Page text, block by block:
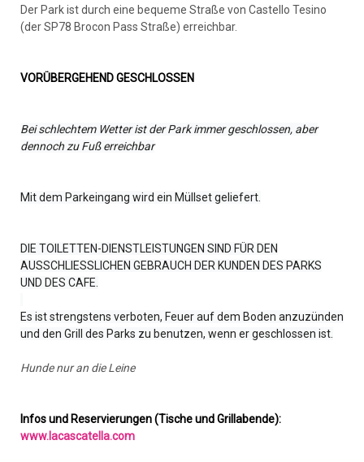
Der Park ist durch eine bequeme Straße von Castello Tesino
(der SP78 Brocon Pass Straße) erreichbar.
VORÜBERGEHEND GESCHLOSSEN
Bei schlechtem Wetter ist der Park immer geschlossen, aber
dennoch zu Fuß erreichbar
Mit dem Parkeingang wird ein Müllset geliefert.
DIE TOILETTEN-DIENSTLEISTUNGEN SIND FÜR DEN
AUSSCHLIESSLICHEN GEBRAUCH DER KUNDEN DES PARKS
UND DES CAFE.
Es ist strengstens verboten, Feuer auf dem Boden anzuzünden
und den Grill des Parks zu benutzen, wenn er geschlossen ist.
Hunde nur an die Leine
Infos und Reservierungen (Tische und Grillabende):
www.lacascatella.com